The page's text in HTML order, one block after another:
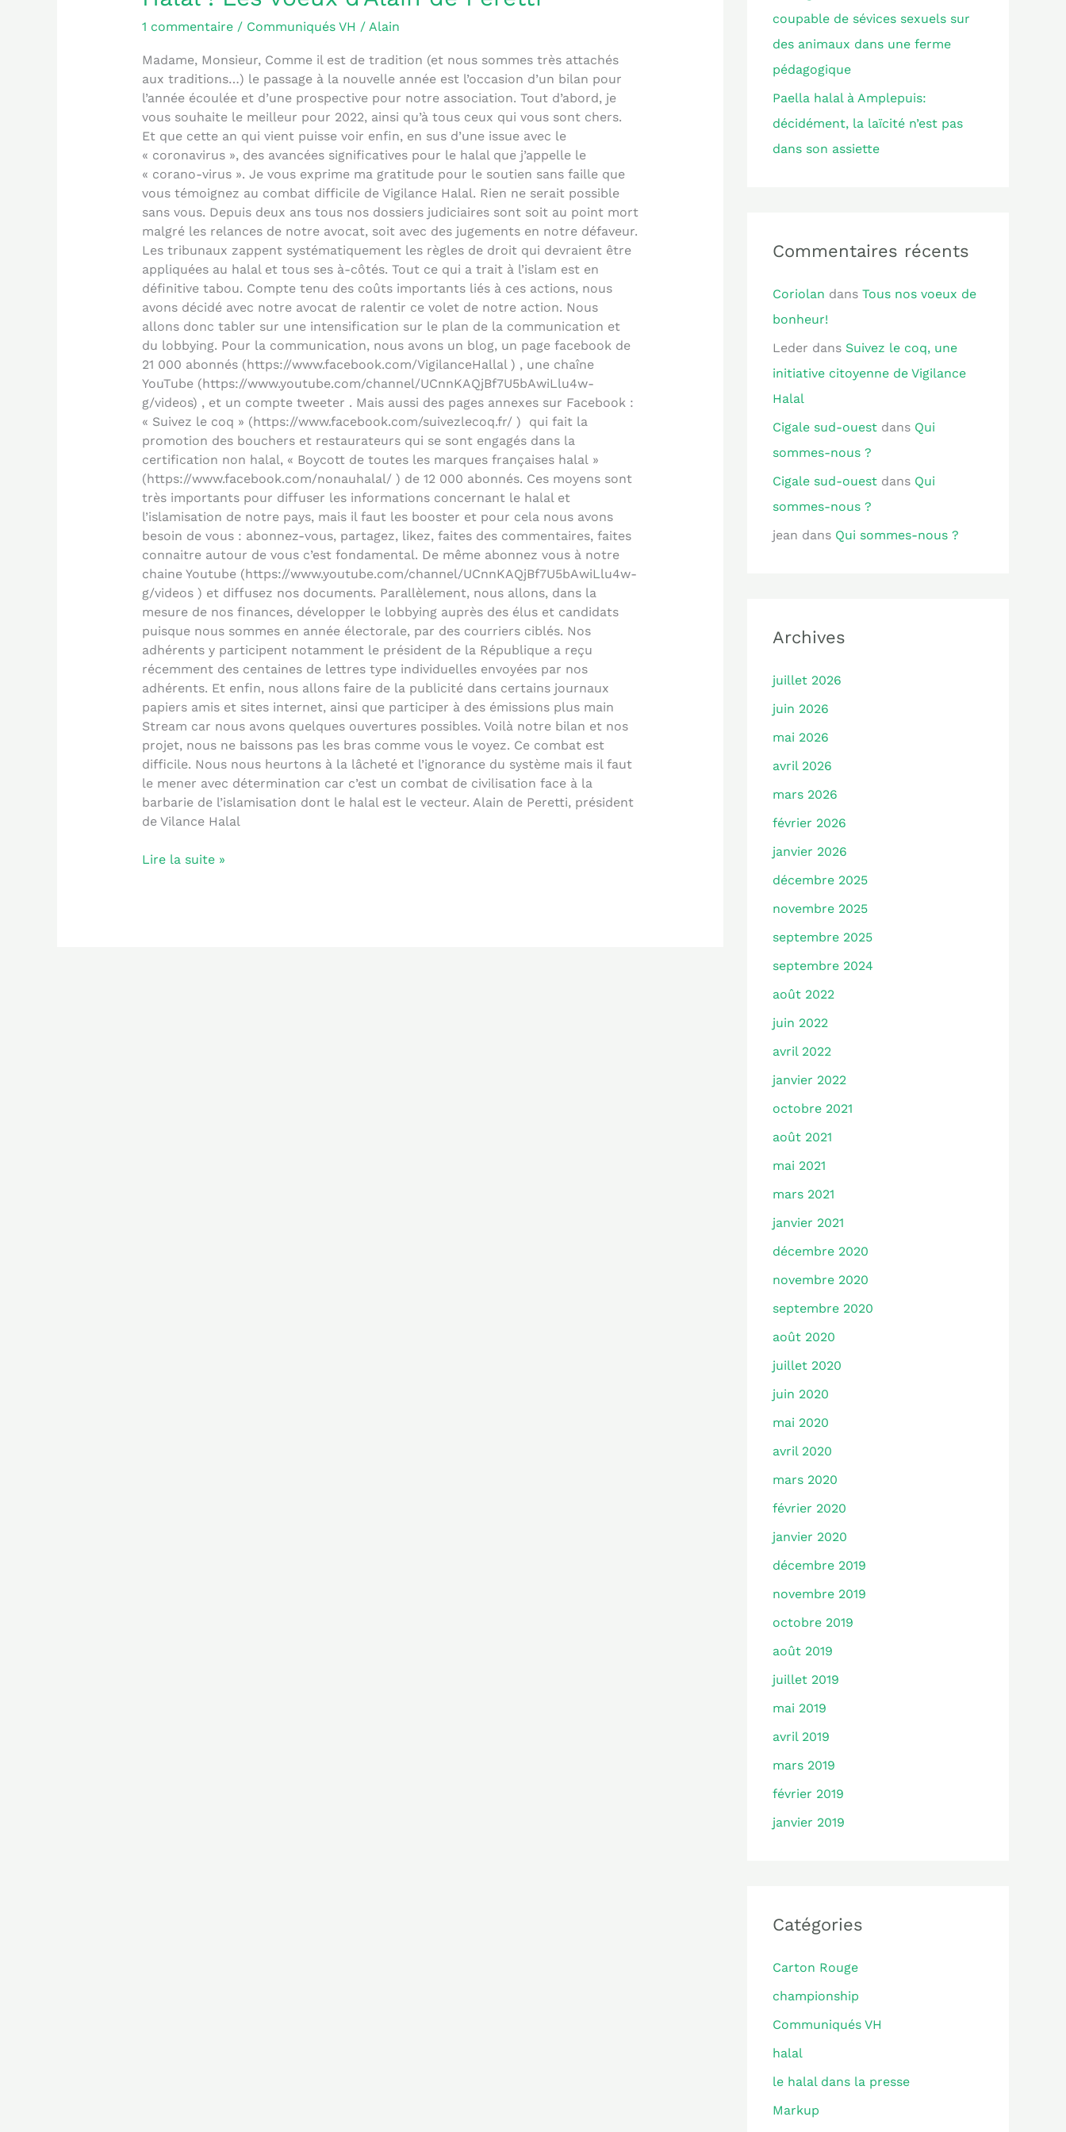
1 commentaire / Communiqués VH / Alain
Madame, Monsieur, Comme il est de tradition (et nous sommes très attachés
aux traditions…) le passage à la nouvelle année est l’occasion d’un bilan pour
l’année écoulée et d’une prospective pour notre association. Tout d’abord, je
vous souhaite le meilleur pour 2022, ainsi qu’à tous ceux qui vous sont chers.
Et que cette an qui vient puisse voir enfin, en sus d’une issue avec le
« coronavirus », des avancées significatives pour le halal que j’appelle le
« corano-virus ». Je vous exprime ma gratitude pour le soutien sans faille que
vous témoignez au combat difficile de Vigilance Halal. Rien ne serait possible
sans vous. Depuis deux ans tous nos dossiers judiciaires sont soit au point mort
malgré les relances de notre avocat, soit avec des jugements en notre défaveur.
Les tribunaux zappent systématiquement les règles de droit qui devraient être
appliquées au halal et tous ses à-côtés. Tout ce qui a trait à l’islam est en
définitive tabou. Compte tenu des coûts importants liés à ces actions, nous
avons décidé avec notre avocat de ralentir ce volet de notre action. Nous
allons donc tabler sur une intensification sur le plan de la communication et
du lobbying. Pour la communication, nous avons un blog, un page facebook de
21 000 abonnés (https://www.facebook.com/VigilanceHallal ) , une chaîne
YouTube (https://www.youtube.com/channel/UCnnKAQjBf7U5bAwiLlu4w-
g/videos) , et un compte tweeter . Mais aussi des pages annexes sur Facebook :
« Suivez le coq » (https://www.facebook.com/suivezlecoq.fr/ ) qui fait la
promotion des bouchers et restaurateurs qui se sont engagés dans la
certification non halal, « Boycott de toutes les marques françaises halal »
(https://www.facebook.com/nonauhalal/ ) de 12 000 abonnés. Ces moyens sont
très importants pour diffuser les informations concernant le halal et
l’islamisation de notre pays, mais il faut les booster et pour cela nous avons
besoin de vous : abonnez-vous, partagez, likez, faites des commentaires, faites
connaitre autour de vous c’est fondamental. De même abonnez vous à notre
chaine Youtube (https://www.youtube.com/channel/UCnnKAQjBf7U5bAwiLlu4w-
g/videos ) et diffusez nos documents. Parallèlement, nous allons, dans la
mesure de nos finances, développer le lobbying auprès des élus et candidats
puisque nous sommes en année électorale, par des courriers ciblés. Nos
adhérents y participent notamment le président de la République a reçu
récemment des centaines de lettres type individuelles envoyées par nos
adhérents. Et enfin, nous allons faire de la publicité dans certains journaux
papiers amis et sites internet, ainsi que participer à des émissions plus main
Stream car nous avons quelques ouvertures possibles. Voilà notre bilan et nos
projet, nous ne baissons pas les bras comme vous le voyez. Ce combat est
difficile. Nous nous heurtons à la lâcheté et l’ignorance du système mais il faut
le mener avec détermination car c’est un combat de civilisation face à la
barbarie de l’islamisation dont le halal est le vecteur. Alain de Peretti, président
de Vilance Halal
Lire la suite »
coupable de sévices sexuels sur
des animaux dans une ferme
pédagogique
Paella halal à Amplepuis:
décidément, la laïcité n’est pas
dans son assiette
Commentaires récents
Coriolan dans Tous nos voeux de
bonheur!
Leder dans Suivez le coq, une
initiative citoyenne de Vigilance
Halal
Cigale sud-ouest dans Qui
sommes-nous ?
Cigale sud-ouest dans Qui
sommes-nous ?
jean dans Qui sommes-nous ?
Archives
juillet 2026
juin 2026
mai 2026
avril 2026
mars 2026
février 2026
janvier 2026
décembre 2025
novembre 2025
septembre 2025
septembre 2024
août 2022
juin 2022
avril 2022
janvier 2022
octobre 2021
août 2021
mai 2021
mars 2021
janvier 2021
décembre 2020
novembre 2020
septembre 2020
août 2020
juillet 2020
juin 2020
mai 2020
avril 2020
mars 2020
février 2020
janvier 2020
décembre 2019
novembre 2019
octobre 2019
août 2019
juillet 2019
mai 2019
avril 2019
mars 2019
février 2019
janvier 2019
Catégories
Carton Rouge
championship
Communiqués VH
halal
le halal dans la presse
Markup